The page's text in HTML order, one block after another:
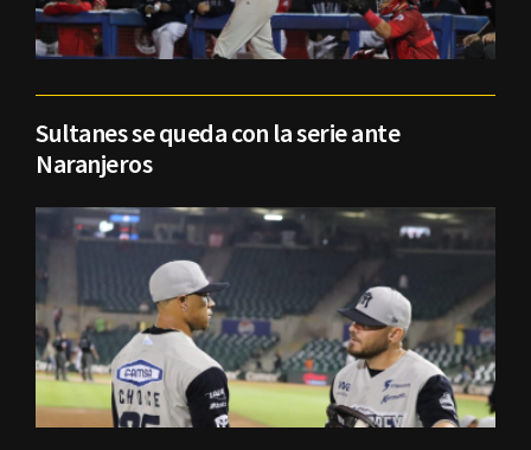
Sultanes se queda con la serie ante
Naranjeros